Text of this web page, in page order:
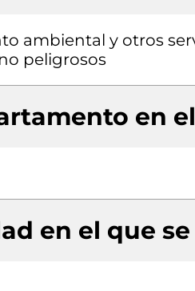
ambiental y otros
peligrosos
en
en el que